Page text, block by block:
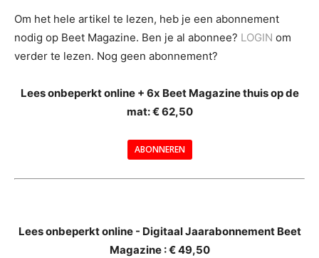
Om het hele artikel te lezen, heb je een abonnement
nodig op Beet Magazine. Ben je al abonnee? LOGIN om
verder te lezen. Nog geen abonnement?
Lees onbeperkt online + 6x Beet Magazine thuis op de
mat: € 62,50
ABONNEREN
Lees onbeperkt online - Digitaal Jaarabonnement Beet
Magazine : € 49,50